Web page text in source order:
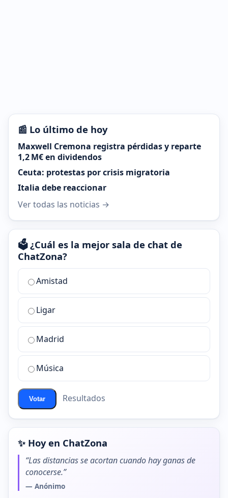
📰 Lo último de hoy
Maxwell Cremona registra pérdidas y reparte
1,2 M€ en dividendos
Ceuta: protestas por crisis migratoria
Italia debe reaccionar
Ver todas las noticias →
🗳️ ¿Cuál es la mejor sala de chat de
ChatZona?
¿Cuál
la
mejor
sala
chat
ChatZona?
Amistad
Ligar
Madrid
Música
Votar Resultados
✨ Hoy en ChatZona
“Las distancias se acortan cuando hay ganas de
conocerse.”
— Anónimo